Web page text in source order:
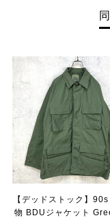
【デッドストック】
物 BDUジャケット